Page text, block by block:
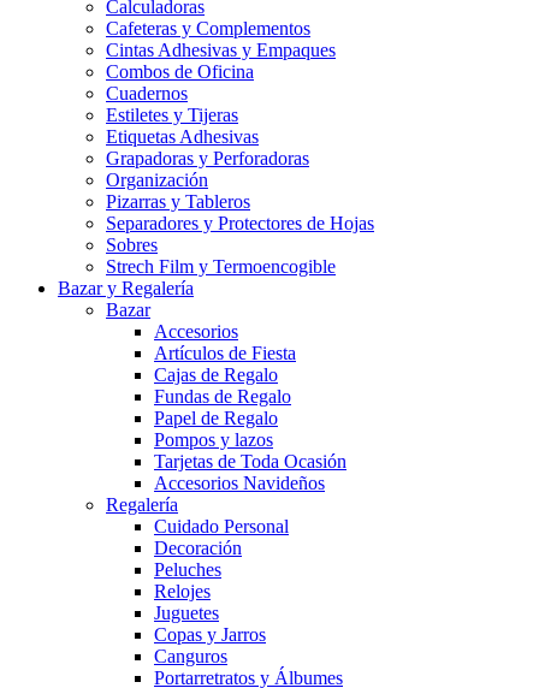
Calculadoras
Cafeteras y Complementos
Cintas Adhesivas y Empaques
Combos de Oficina
Cuadernos
Estiletes y Tijeras
Etiquetas Adhesivas
Grapadoras y Perforadoras
Organización
Pizarras y Tableros
Separadores y Protectores de Hojas
Sobres
Strech Film y Termoencogible
Bazar y Regalería
Bazar
Accesorios
Artículos de Fiesta
Cajas de Regalo
Fundas de Regalo
Papel de Regalo
Pompos y lazos
Tarjetas de Toda Ocasión
Accesorios Navideños
Regalería
Cuidado Personal
Decoración
Peluches
Relojes
Juguetes
Copas y Jarros
Canguros
Portarretratos y Álbumes